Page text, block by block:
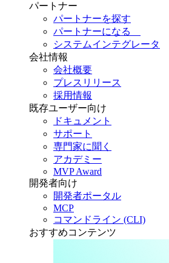
パートナー
パートナーを探す
パートナーになる
システムインテグレータ
会社情報
会社概要
プレスリリース
採用情報
既存ユーザー向け
ドキュメント
サポート
専門家に聞く
アカデミー
MVP Award
開発者向け
開発者ポータル
MCP
コマンドライン (CLI)
おすすめコンテンツ